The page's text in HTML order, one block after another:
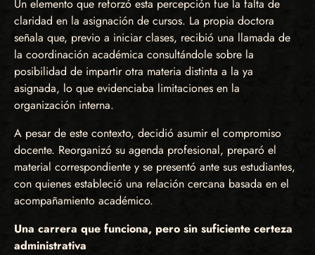
Un elemento que reforzó esta percepción fue la falta de
claridad en la asignación de cursos. La propia doctora
señala que, previo a iniciar clases, recibió una llamada de
la coordinación académica consultándole sobre la
posibilidad de impartir otra materia distinta a la ya
asignada, lo que evidenciaba limitaciones en la
organización interna.
A pesar de este contexto, decidió asumir el compromiso
docente. Reorganizó su agenda profesional, preparó el
material correspondiente y se presentó ante sus estudiantes,
con quienes estableció una relación cercana basada en el
acompañamiento académico.
Una carrera que funciona, pero sin suficiente certeza
administrativa